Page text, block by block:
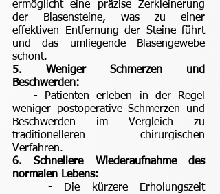
ermöglicht eine präzise Zerkleinerung
der Blasensteine, was zu einer
effektiven Entfernung der Steine führt
und das umliegende Blasengewebe
schont.
5. Weniger Schmerzen und
Beschwerden:
- Patienten erleben in der Regel
weniger postoperative Schmerzen und
Beschwerden im Vergleich zu
traditionelleren chirurgischen
Verfahren.
6. Schnellere Wiederaufnahme des
normalen Lebens:
- Die kürzere Erholungszeit